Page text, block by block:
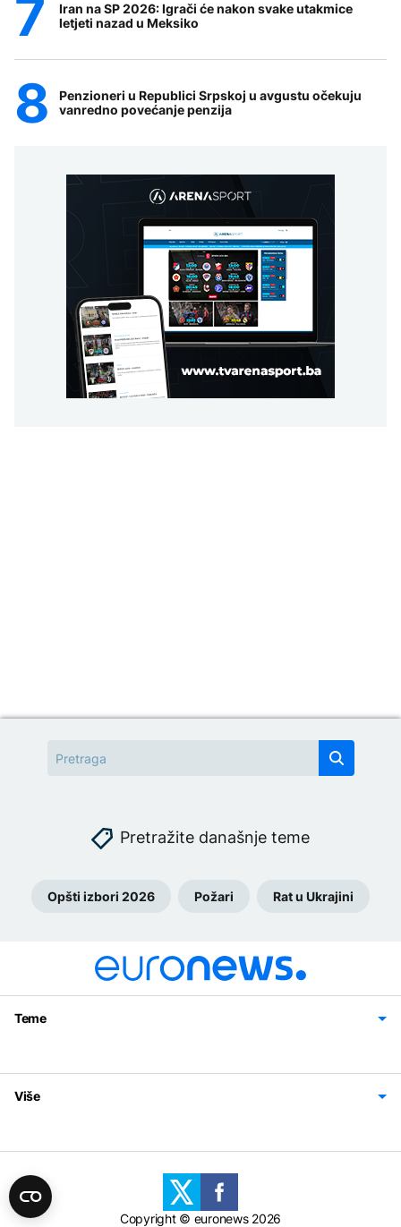
Iran na SP 2026: Igrači će nakon svake utakmice
letjeti nazad u Meksiko
Penzioneri u Republici Srpskoj u avgustu očekuju
vanredno povećanje penzija
Pretražite današnje teme
Opšti izbori 2026 Požari Rat u Ukrajini
Teme
Svijet
Sport
Magazin
Više
Politika privatnosti
Uslovi korišćenja
Copyright © euronews 2026